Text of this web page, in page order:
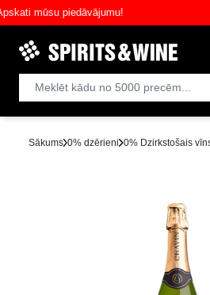
mūsu piedāvājumu!
Sākums 0% dzērieni 0% Dzirkstošais